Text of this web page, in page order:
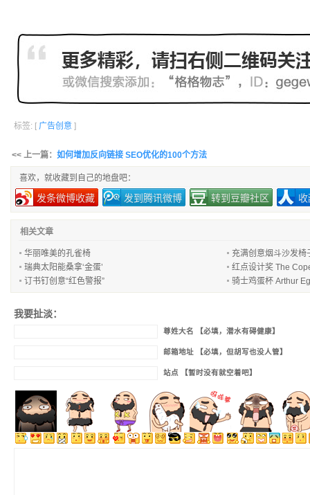
标签: [ 广告创意 ]
<< 上一篇： 如何增加反向链接 SEO优化的100个方法
喜欢，就收藏到自己的地盘吧：
发条微博收藏 发到腾讯微博 转到豆瓣社区
相关文章
华丽唯美的孔雀椅
充满创意烟斗沙发椅
瑞典太阳能桑拿‘金蛋’
红点设计奖 The
订书钉创意“红色警报”
骑士鸡蛋杯 Arthur
我要扯淡：
尊姓大名 【必填，潜水有碍健康】
邮箱地址 【必填，但胡写也没人管】
站点 【暂时没有就空着吧】